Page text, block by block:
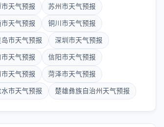
天气预报 苏州市天气预报
市天气预报 铜川市天气预报
市天气预报 深圳市天气预报
天气预报 信阳市天气预报
天气预报 菏泽市天气预报
市天气预报 楚雄彝族自治州天气预报